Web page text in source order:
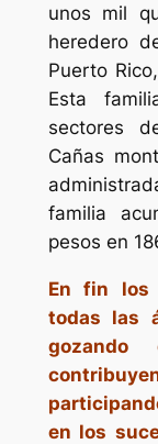
unos mil
heredero
Puerto
Esta
sectores
Cañas
familia
pesos en
En fin los
todas las
en los